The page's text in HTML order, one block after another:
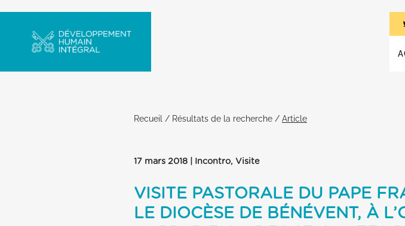
Recueil / Résultats de la recherche / Article
17 mars 2018 | Incontro, Visite
VISITE PASTORALE DU PAPE
LE DIOCÈSE DE BÉNÉVENT, À